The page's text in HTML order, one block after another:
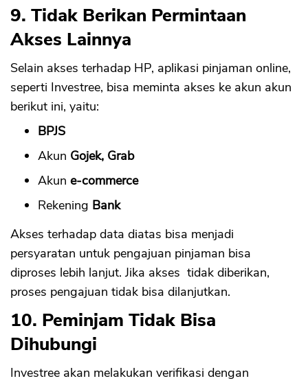
9. Tidak Berikan Permintaan
Akses Lainnya
Selain akses terhadap HP, aplikasi pinjaman online,
seperti Investree, bisa meminta akses ke akun akun
berikut ini, yaitu:
BPJS
Akun Gojek, Grab
Akun e-commerce
Rekening Bank
Akses terhadap data diatas bisa menjadi
persyaratan untuk pengajuan pinjaman bisa
diproses lebih lanjut. Jika akses tidak diberikan,
proses pengajuan tidak bisa dilanjutkan.
10. Peminjam Tidak Bisa
Dihubungi
Investree akan melakukan verifikasi dengan